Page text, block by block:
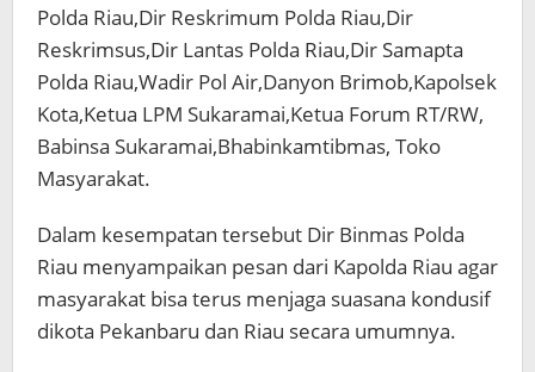
Polda Riau,Dir Reskrimum Polda Riau,Dir
Reskrimsus,Dir Lantas Polda Riau,Dir Samapta
Polda Riau,Wadir Pol Air,Danyon Brimob,Kapolsek
Kota,Ketua LPM Sukaramai,Ketua Forum RT/RW,
Babinsa Sukaramai,Bhabinkamtibmas, Toko
Masyarakat.
Dalam kesempatan tersebut Dir Binmas Polda
Riau menyampaikan pesan dari Kapolda Riau agar
masyarakat bisa terus menjaga suasana kondusif
dikota Pekanbaru dan Riau secara umumnya.